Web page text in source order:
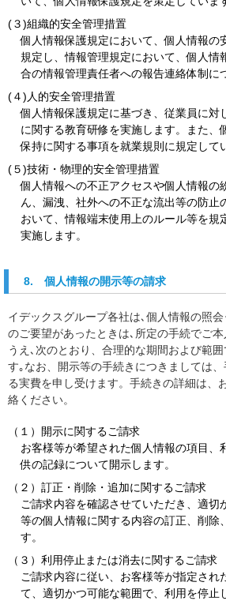
(３)組織的安全管理措置
個人情報保護規定において、個人情報の
規定し、情報管理規定において、個人情
合の情報管理責任者への報告連絡体制に
(４)人的安全管理措置
個人情報保護規定に基づき、従業員に対
に関する教育研修を実施します。また、
保持に関する事項を就業規則に規定して
(５)技術・物理的安全管理措置
個人情報への不正アクセスや個人情報の
ん、漏洩、社外への不正な流出等の防止
おいて、情報端末使用上のルール等を規
実施します。
8. 個人情報の開示等の請求
イデックスグループ各社は､個人情報の照
のご要望があったときは､所定の手続でご
うえ､次のとおり、合理的な期間および範
す｡なお、開示等の手続きにつきましては
る実費を申し受けます。手続きの詳細は、
絡ください。
（１）開示に関するご請求
お客様等が希望された個人情報の項目、
供の記録について開示します。
（２）訂正・削除・追加に関するご請求
ご請求内容を確認させていただき、適切
等の個人情報に関する内容の訂正、削除
す。
（３）利用停止または消去に関するご請求
ご請求内容に従い、お客様等が指定され
て、適切かつ可能な範囲で、利用を停止